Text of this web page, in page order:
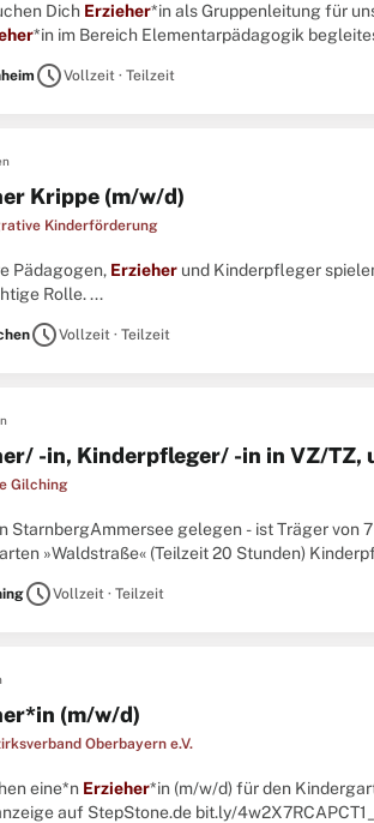
Dich Erzieher*in als Gruppenleitung für
*in im Bereich Elementarpädagogik
scheduleVollzeit · Teilzeit
Krippe (m/w/d)
Kinderförderung
Pädagogen, Erzieher und Kinderpfleger
Rolle. ...
scheduleVollzeit · Teilzeit
-in, Kinderpfleger/ -in in VZ/
Gilching
StarnbergAmmersee gelegen - ist Träger
»Waldstraße« (Teilzeit 20 Stunden)
scheduleVollzeit · Teilzeit
(m/w/d)
Oberbayern e.V.
eine*n Erzieher*in (m/w/d) für den
auf StepStone.de bit.ly/